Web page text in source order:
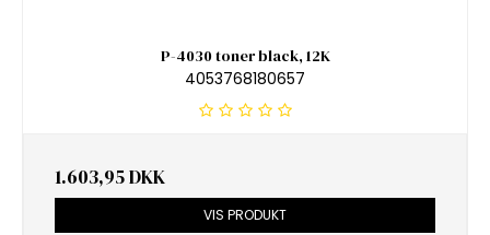
P-4030 toner black, 12K
4053768180657
1.603,95 DKK
VIS PRODUKT